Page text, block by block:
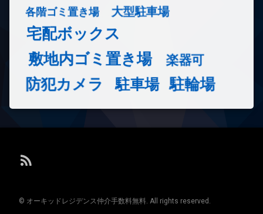
各階ゴミ置き場 大型駐車場
宅配ボックス
敷地内ゴミ置き場
楽器可
防犯カメラ 駐車場 駐輪場
RSS
© オーキッドレジデンス仲介手数料無料. All rights reserved.